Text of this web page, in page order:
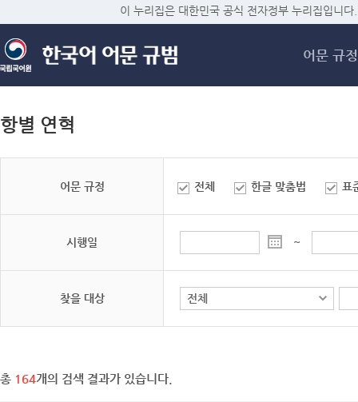
메
이 누리집은 대한민국 공식 전자정부 누리집입니다.
어문 규정
항별 연혁
어문 규정 전체 한글 맞춤법 표
시행일 ~
찾을 대상
총 164개의 검색 결과가 있습니다.